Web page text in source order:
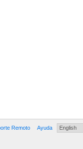
Remoto Ayuda